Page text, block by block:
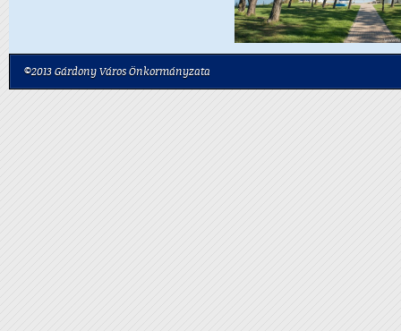
©2013 Gárdony Város Önkormányzata